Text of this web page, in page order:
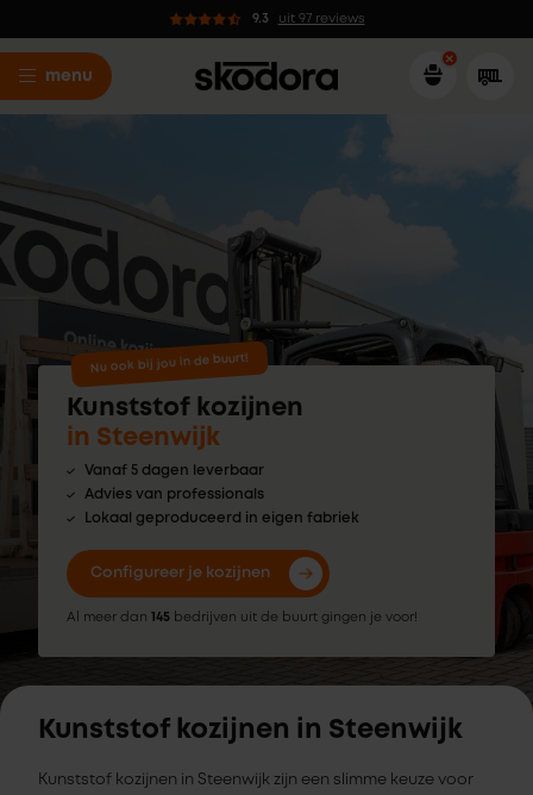
9.3 uit 97 reviews
menu
Nu ook bij jou in de buurt!
Kunststof kozijnen
in Steenwijk
Vanaf 5 dagen leverbaar
Advies van professionals
Lokaal geproduceerd in eigen fabriek
Configureer je kozijnen
Al meer dan 145 bedrijven uit de buurt gingen je voor!
Kunststof kozijnen in Steenwijk
Kunststof kozijnen in Steenwijk zijn een slimme keuze voor